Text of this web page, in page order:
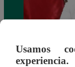
Congreso:
salario
Usamos
experiencia.